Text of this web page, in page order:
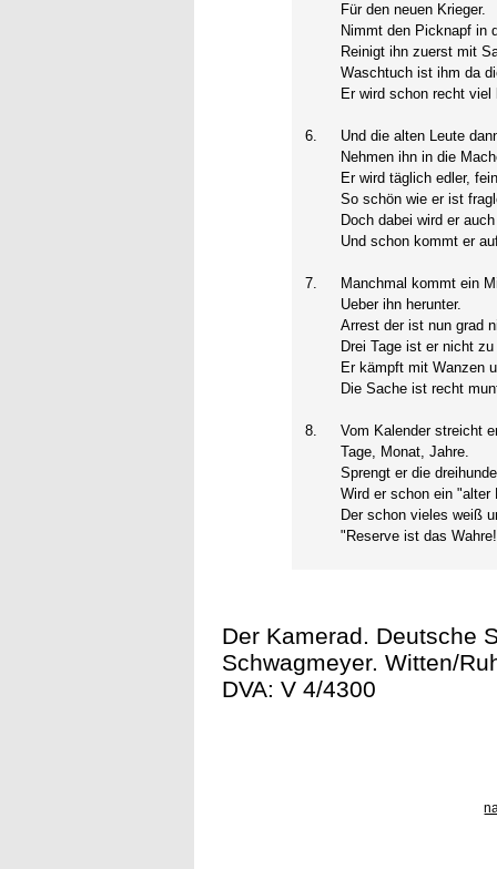
Für den neuen Krieger.
Nimmt den Picknapf in
Reinigt ihn zuerst mit
Waschtuch ist ihm da
Er wird schon recht viel
6.
Und die alten Leute
Nehmen ihn in die
Er wird täglich edler,
So schön wie er ist
Doch dabei wird er
Und schon kommt er
7.
Manchmal kommt ein
Ueber ihn herunter.
Arrest der ist nun grad
Drei Tage ist er nicht
Er kämpft mit Wanzen
Die Sache ist recht
8.
Vom Kalender streicht
Tage, Monat, Jahre.
Sprengt er die
Wird er schon ein "alter
Der schon vieles weiß
"Reserve ist das
Der Kamerad. Deutsche
Schwagmeyer. Witten/
DVA: V 4/4300